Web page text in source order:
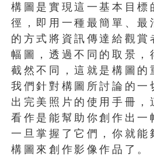
構圖是實現這一基本目標
徑，即用一種最簡單、最
的方式將資訊傳達給觀賞
幅圖，透過不同的取景，
截然不同，這就是構圖的
我們針對構圖所討論的一
出完美照片的使用手冊，
看作是能幫助你創作出一
一旦掌握了它們，你就能
構圖來創作影像作品了。